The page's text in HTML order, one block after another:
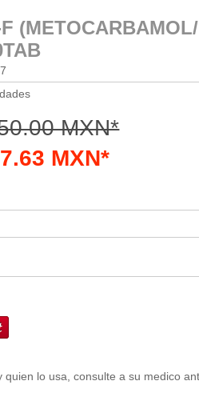
MXN*
MXN*
lo usa, consulte a su medico